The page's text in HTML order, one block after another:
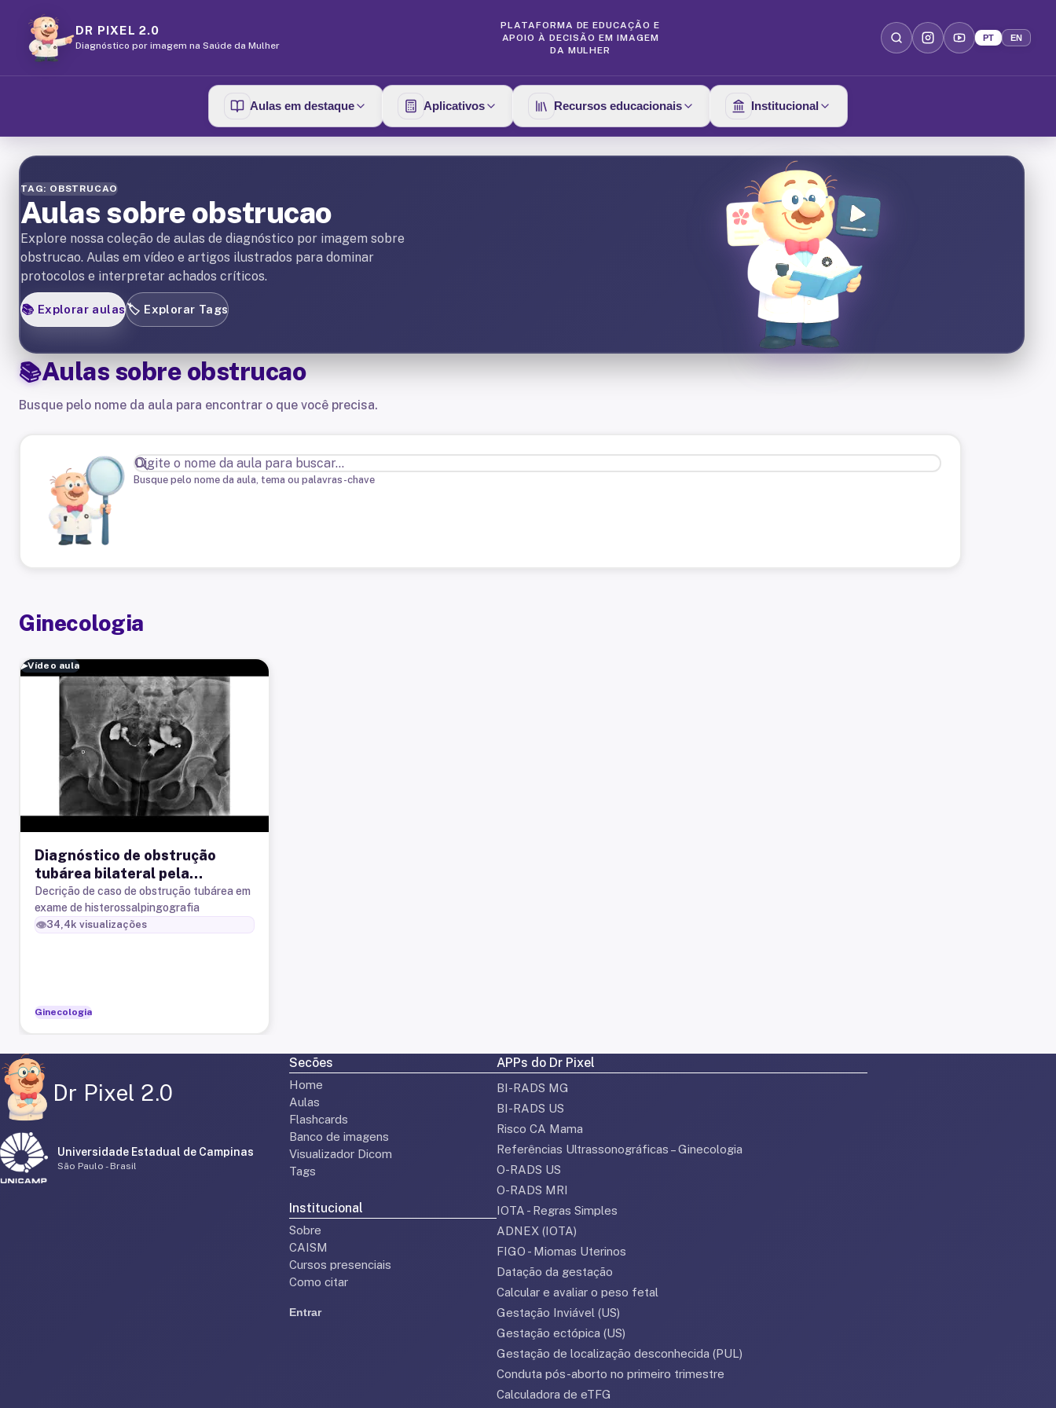
DR PIXEL 2.0
Diagnóstico por imagem na Saúde da Mulher
PLATAFORMA DE EDUCAÇÃO E
APOIO À DECISÃO EM IMAGEM
DA MULHER
PT EN
Aulas em destaque Aplicativos Recursos educacionais Institucional
TAG: OBSTRUCAO
Aulas sobre obstrucao
Explore nossa coleção de aulas de diagnóstico por imagem sobre
obstrucao. Aulas em vídeo e artigos ilustrados para dominar
protocolos e interpretar achados críticos.
📚 Explorar aulas🏷️ Explorar Tags
Aulas sobreobstrucao
Busque pelo nome da aula para encontrar o que você precisa.
Busque pelo nome da aula, tema ou palavras-chave
Ginecologia
▶Vídeo aula
Diagnóstico de obstrução
tubárea bilateral pela
histerossalpingografia
Decrição de caso de obstrução tubárea em
exame de histerossalpingografia
👁️34,4k visualizações
Ginecologia
Dr Pixel 2.0
Universidade Estadual de Campinas
São Paulo - Brasil
Secões
Home
Aulas
Flashcards
Banco de imagens
Visualizador Dicom
Tags
Institucional
Sobre
CAISM
Cursos presenciais
Como citar
Entrar
APPs do Dr Pixel
BI-RADS MG
BI-RADS US
Risco CA Mama
Referências Ultrassonográficas – Ginecologia
O-RADS US
O-RADS MRI
IOTA - Regras Simples
ADNEX (IOTA)
FIGO - Miomas Uterinos
Datação da gestação
Calcular e avaliar o peso fetal
Gestação Inviável (US)
Gestação ectópica (US)
Gestação de localização desconhecida (PUL)
Conduta pós-aborto no primeiro trimestre
Calculadora de eTFG